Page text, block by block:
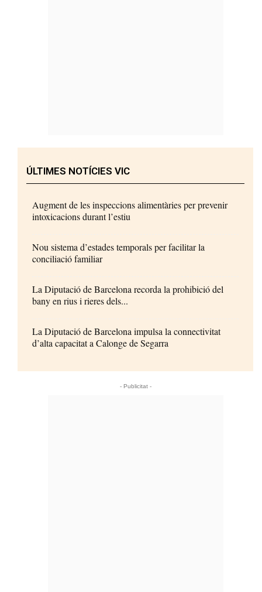
ÚLTIMES NOTÍCIES VIC
Augment de les inspeccions alimentàries per prevenir
intoxicacions durant l’estiu
Nou sistema d’estades temporals per facilitar la
conciliació familiar
La Diputació de Barcelona recorda la prohibició del
bany en rius i rieres dels...
La Diputació de Barcelona impulsa la connectivitat
d’alta capacitat a Calonge de Segarra
- Publicitat -